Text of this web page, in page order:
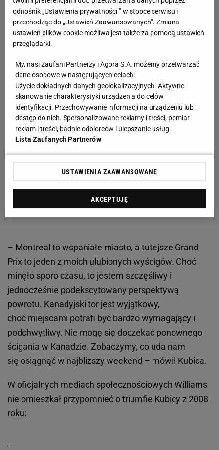
– Montreal to wspaniałe miasto, a tutejsze Grand
Prix to jeden z moich ulubionych wyścigów. Choć
minęło sporo czasu, to jestem szczęśliwy i
jednocześnie podekscytowany perspektywą
powrotu. Kanadyjski tor jest wyjątkowy,
choć miejscami potrafi być bardzo wymagający i
podchwytliwy. Nie mogę się doczekać ponownego
ścigania w Kanadzie. Zobaczymy, co uda nam
się osiągnąć w najbliższy weekend – mówił Kubica.
W oficjalnych mediach społecznościowych Williams
nie omieszkał przypomnieć o triumfie Kubicy z 2008
roku:
odnośnik „Ustawienia prywatności ” w stopce serwisu i
przechodząc do „Ustawień Zaawansowanych”. Zmiana
ustawień plików cookie możliwa jest także za pomocą ustawień
przeglądarki.
My, nasi Zaufani Partnerzy i Agora S.A. możemy przetwarzać
dane osobowe w następujących celach:
Użycie dokładnych danych geolokalizacyjnych. Aktywne
skanowanie charakterystyki urządzenia do celów
identyfikacji. Przechowywanie informacji na urządzeniu lub
dostęp do nich. Spersonalizowane reklamy i treści, pomiar
reklam i treści, badnie odbiorców i ulepszanie usług.
Lista Zaufanych Partnerów
USTAWIENIA ZAAWANSOWANE
AKCEPTUJĘ